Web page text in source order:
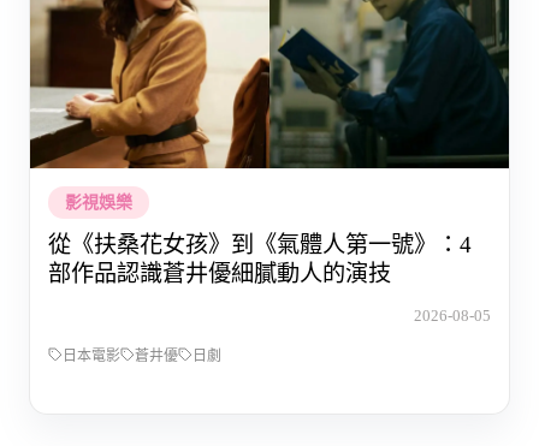
影視娛樂
從《扶桑花女孩》到《氣體人第一號》：4
部作品認識蒼井優細膩動人的演技
2026-08-05
日本電影 蒼井優 日劇